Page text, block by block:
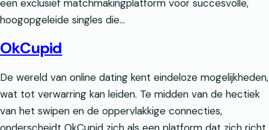
een exclusief matchmakingplatform voor succesvolle,
hoogopgeleide singles die…
OkCupid
De wereld van online dating kent eindeloze mogelijkheden,
wat tot verwarring kan leiden. Te midden van de hectiek
van het swipen en de oppervlakkige connecties,